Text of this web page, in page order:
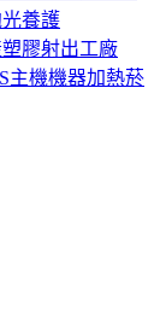
養護
膠射出工廠
主機機器加熱菸